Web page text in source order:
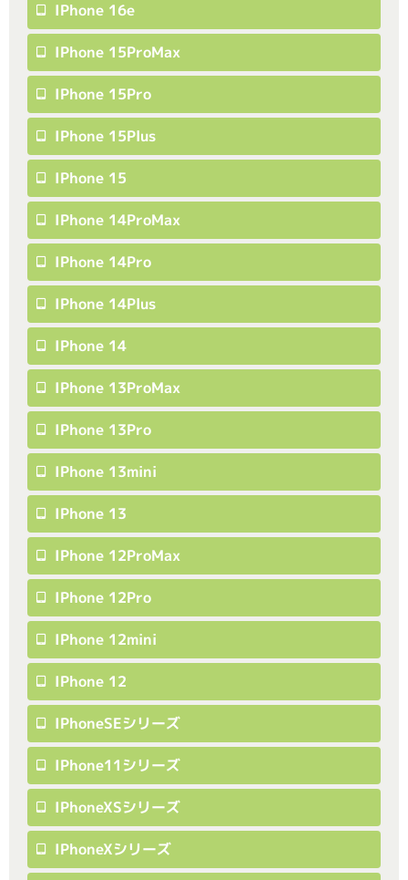
IPhone 16e
IPhone 15ProMax
IPhone 15Pro
IPhone 15Plus
IPhone 15
IPhone 14ProMax
IPhone 14Pro
IPhone 14Plus
IPhone 14
IPhone 13ProMax
IPhone 13Pro
IPhone 13mini
IPhone 13
IPhone 12ProMax
IPhone 12Pro
IPhone 12mini
IPhone 12
IPhoneSEシリーズ
IPhone11シリーズ
IPhoneXSシリーズ
IPhoneXシリーズ